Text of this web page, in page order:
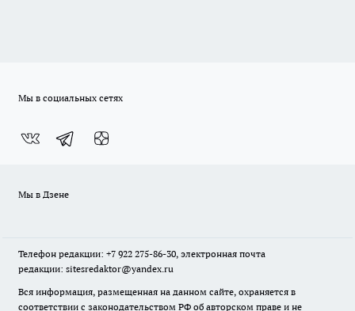
Мы в социальных сетях
Мы в Дзене
Телефон редакции: +7 922 275-86-30, электронная почта
редакции: sitesredaktor@yandex.ru
Вся информация, размещенная на данном сайте, охраняется в
соответствии с законодательством РФ об авторском праве и не